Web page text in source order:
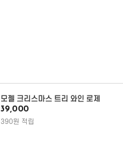
모젤 크리스마스 트리 와인 로제
39,000
390원 적립